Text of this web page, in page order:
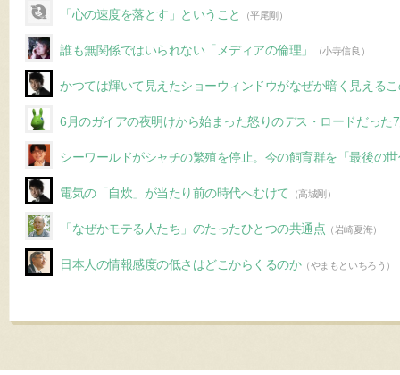
「心の速度を落とす」ということ （平尾剛）
誰も無関係ではいられない「メディアの倫理」 （小寺信良）
かつては輝いて見えたショーウィンドウがなぜか暗く見える
6月のガイアの夜明けから始まった怒りのデス・ロードだった
シーワールドがシャチの繁殖を停止。今の飼育群を「最後の
電気の「自炊」が当たり前の時代へむけて （高城剛）
「なぜかモテる人たち」のたったひとつの共通点 （岩崎夏海）
日本人の情報感度の低さはどこからくるのか（やまもといちろう）